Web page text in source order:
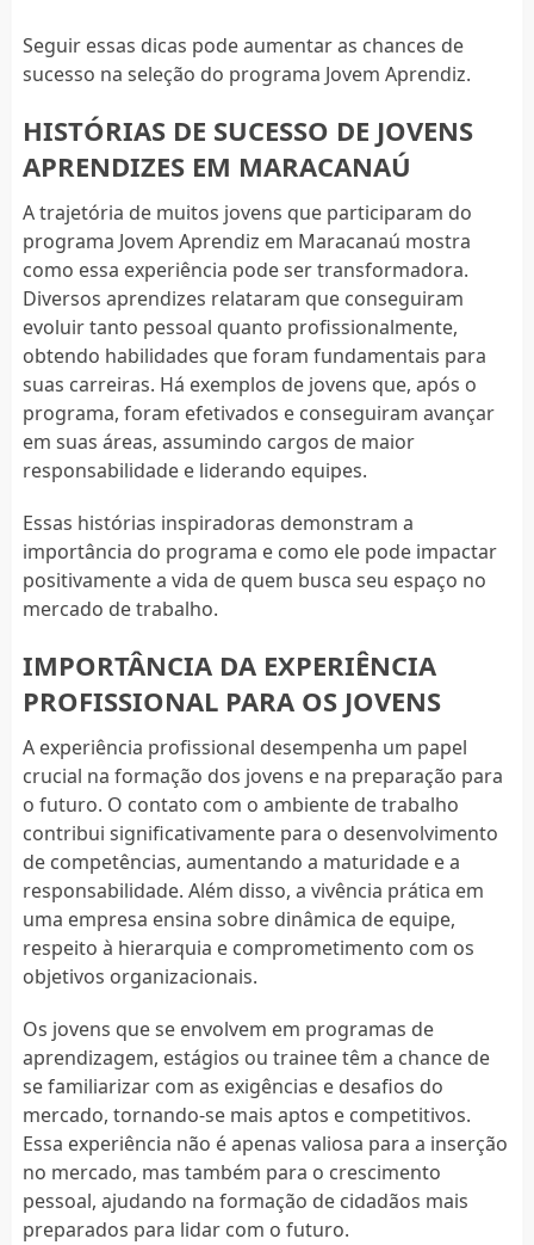
Seguir essas dicas pode aumentar as chances de
sucesso na seleção do programa Jovem Aprendiz.
HISTÓRIAS DE SUCESSO DE JOVENS
APRENDIZES EM MARACANAÚ
A trajetória de muitos jovens que participaram do
programa Jovem Aprendiz em Maracanaú mostra
como essa experiência pode ser transformadora.
Diversos aprendizes relataram que conseguiram
evoluir tanto pessoal quanto profissionalmente,
obtendo habilidades que foram fundamentais para
suas carreiras. Há exemplos de jovens que, após o
programa, foram efetivados e conseguiram avançar
em suas áreas, assumindo cargos de maior
responsabilidade e liderando equipes.
Essas histórias inspiradoras demonstram a
importância do programa e como ele pode impactar
positivamente a vida de quem busca seu espaço no
mercado de trabalho.
IMPORTÂNCIA DA EXPERIÊNCIA
PROFISSIONAL PARA OS JOVENS
A experiência profissional desempenha um papel
crucial na formação dos jovens e na preparação para
o futuro. O contato com o ambiente de trabalho
contribui significativamente para o desenvolvimento
de competências, aumentando a maturidade e a
responsabilidade. Além disso, a vivência prática em
uma empresa ensina sobre dinâmica de equipe,
respeito à hierarquia e comprometimento com os
objetivos organizacionais.
Os jovens que se envolvem em programas de
aprendizagem, estágios ou trainee têm a chance de
se familiarizar com as exigências e desafios do
mercado, tornando-se mais aptos e competitivos.
Essa experiência não é apenas valiosa para a inserção
no mercado, mas também para o crescimento
pessoal, ajudando na formação de cidadãos mais
preparados para lidar com o futuro.